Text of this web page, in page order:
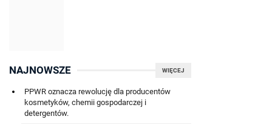
WIĘCEJ
NAJNOWSZE
PPWR oznacza rewolucję dla producentów
kosmetyków, chemii gospodarczej i
detergentów.